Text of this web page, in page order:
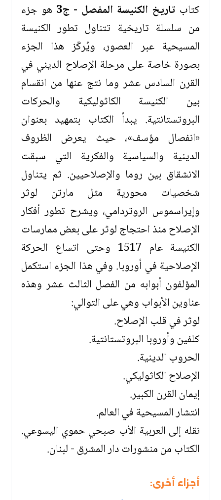
كتاب تاريخ الكنيسة المفصل - ج3 هو جزء
من سلسلة تاريخية تتناول تطور الكنيسة
المسيحية عبر العصور، ويُركّز هذا الجزء
بصورة خاصة على مرحلة الإصلاح الديني في
القرن السادس عشر وما نتج عنها من انقسام
بين الكنيسة الكاثوليكية والحركات
البروتستانتية. يبدأ الكتاب بتمهيد بعنوان
«انفصال مؤسف»، حيث يعرض الظروف
الدينية والسياسية والفكرية التي سبقت
الانشقاق بين روما والإصلاحيين. ثم يتناول
شخصيات محورية مثل مارتن لوثر
وإيراسموس الروتردامي، ويشرح تطور أفكار
الإصلاح منذ احتجاج لوثر على بعض ممارسات
الكنيسة عام 1517 وحتى اتساع الحركة
الإصلاحية في أوروبا. وفي هذا الجزء استكمل
المؤلفون أبوابه من الفصل الثالث عشر وهذه
عناوين الأبواب وهي على التوالي:
لوثر في قلب الإصلاح.
كلفين وأوروبا البروتستانتية.
الحروب الدينية.
الإصلاح الكاثوليكي.
إيمان القرن الكبير.
انتشار المسيحية في العالم.
نقله إلى العربية الأب صبحي حموي اليسوعي.
الكتاب من منشورات دار المشرق - لبنان.
أجزاء أخرى: